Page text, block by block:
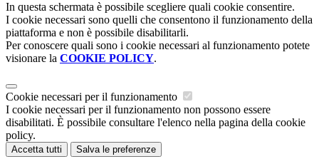
In questa schermata è possibile scegliere quali cookie consentire.
I cookie necessari sono quelli che consentono il funzionamento della
piattaforma e non è possibile disabilitarli.
Per conoscere quali sono i cookie necessari al funzionamento potete
visionare la COOKIE POLICY.
Cookie necessari per il funzionamento
I cookie necessari per il funzionamento non possono essere
disabilitati. È possibile consultare l'elenco nella pagina della cookie
policy.
Accetta tutti Salva le preferenze